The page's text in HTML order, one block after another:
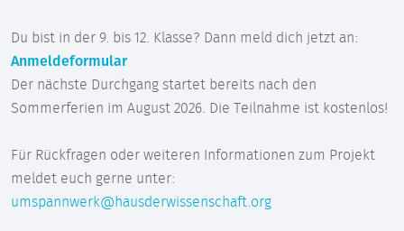
Du bist in der 9. bis 12. Klasse? Dann meld dich jetzt an:
Anmeldeformular
Der nächste Durchgang startet bereits nach den
Sommerferien im August 2026. Die Teilnahme ist kostenlos!
Für Rückfragen oder weiteren Informationen zum Projekt
meldet euch gerne unter:
umspannwerk@hausderwissenschaft.org